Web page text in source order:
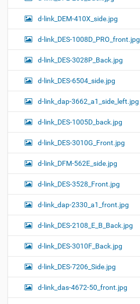
d-link_DEM-410X_side.jpg
d-link_DES-1008D_PRO_front.jpg
d-link_DES-3028P_Back.jpg
d-link_DES-6504_side.jpg
d-link_dap-3662_a1_side_left.jpg
d-link_DES-1005D_back.jpg
d-link_DES-3010G_Front.jpg
d-link_DFM-562E_side.jpg
d-link_DES-3528_Front.jpg
d-link_dap-2330_a1_front.jpg
d-link_DES-2108_E_B_Back.jpg
d-link_DES-3010F_Back.jpg
d-link_DES-7206_Side.jpg
d-link_das-4672-50_front.jpg